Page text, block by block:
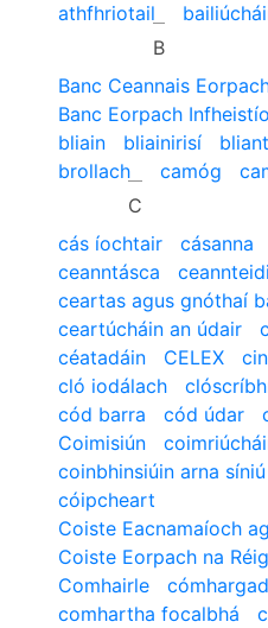
athfhriotail
B
Banc Ceannais
Banc Eorpach
bliain
bliainirisí
brollach
C
camóg
cás íochtair cásanna
ceanntásca
ceartas agus gnóthaí
ceartúcháin an údair
céatadáin
CELEX
cló iodálach
cód barra
cód údar
Coimisiún
coinbhinsiúin arna
cóipcheart
Coiste Eacnamaíoch
Coiste Eorpach na
Comhairle
comhartha focalbhá